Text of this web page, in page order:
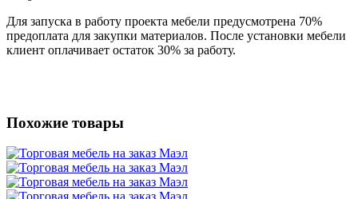
Для запуска в работу проекта мебели предусмотрена 70%
предоплата для закупки материалов. После установки мебели
клиент оплачивает остаток 30% за работу.
Похожие товары